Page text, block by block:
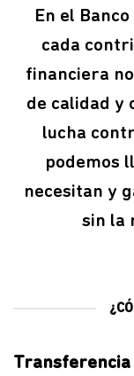
En el
cada
financiera
de calidad y
lucha
podemos
necesitan y
sin la